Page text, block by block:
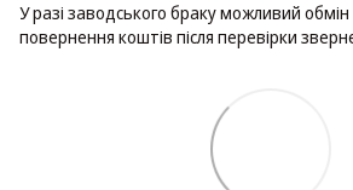
У разі заводського браку можливий
повернення коштів після перевірки